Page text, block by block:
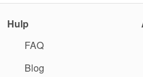
Hulp
FAQ
Blog